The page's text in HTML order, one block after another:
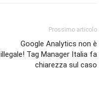
Prossimo articolo
Google Analytics non è
illegale! Tag Manager Italia fa
chiarezza sul caso